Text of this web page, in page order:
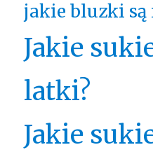
jakie bluzki są
Jakie
latki?
Jakie